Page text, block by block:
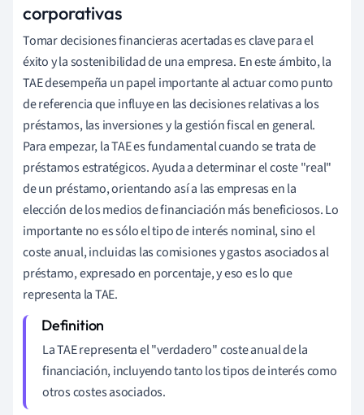
corporativas
Tomar decisiones financieras acertadas es clave para el
éxito y la sostenibilidad de una empresa. En este ámbito, la
TAE desempeña un papel importante al actuar como punto
de referencia que influye en las decisiones relativas a los
préstamos, las inversiones y la gestión fiscal en general.
Para empezar, la TAE es fundamental cuando se trata de
préstamos estratégicos. Ayuda a determinar el coste "real"
de un préstamo, orientando así a las empresas en la
elección de los medios de financiación más beneficiosos. Lo
importante no es sólo el tipo de interés nominal, sino el
coste anual, incluidas las comisiones y gastos asociados al
préstamo, expresado en porcentaje, y eso es lo que
representa la TAE.
La TAE representa el "verdadero" coste anual de la
financiación, incluyendo tanto los tipos de interés como
otros costes asociados.